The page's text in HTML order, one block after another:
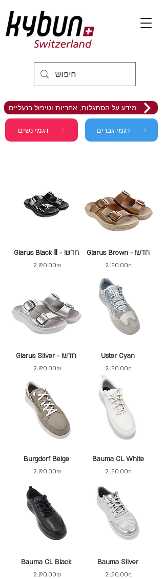
מידע על הסתגלות, אחריות וטיפול בנעליים
דגמי נשים דגמי גברים
Glarus Black Ⅱ - !חדש
Price ‏2,190.00 ‏₪
Glarus Brown - !חדש
Price ‏2,190.00 ‏₪
Glarus Silver - !חדש
Price ‏2,190.00 ‏₪
Uster Cyan
Price ‏2,190.00 ‏₪
Burgdorf Beige
Price ‏2,190.00 ‏₪
Bauma CL White
Price ‏2,190.00 ‏₪
Bauma CL Black
Price ‏2,190.00 ‏₪
Bauma Silver
Price ‏2,190.00 ‏₪